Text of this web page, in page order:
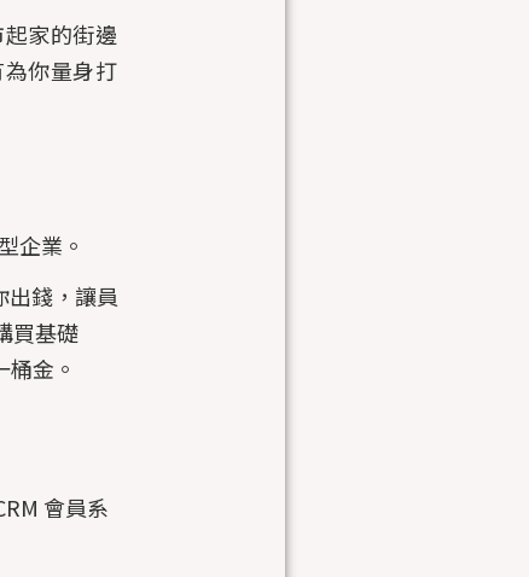
家的街邊
你量身打
企業。
錢，讓員
買基礎
金。
會員系